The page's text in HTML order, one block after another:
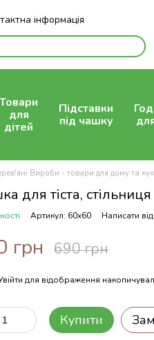
інформація
Товари
для
дітей
Підставки
під чашку
Вироби - товари для дому та
для тіста,
Артикул: 60х60 Написати
грн 690 грн
для відображення
Купити